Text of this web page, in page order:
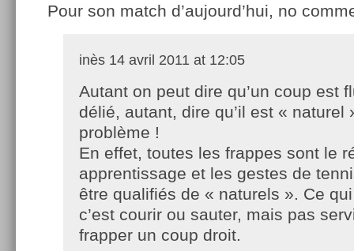
Pour son match d’aujourd’hui, no
inès 14 avril 2011 at 12:05
Autant on peut dire qu’un coup est
délié, autant, dire qu’il est « naturel
problème !
En effet, toutes les frappes sont le
apprentissage et les gestes de
être qualifiés de « naturels ». Ce
c’est courir ou sauter, mais pas
frapper un coup droit.